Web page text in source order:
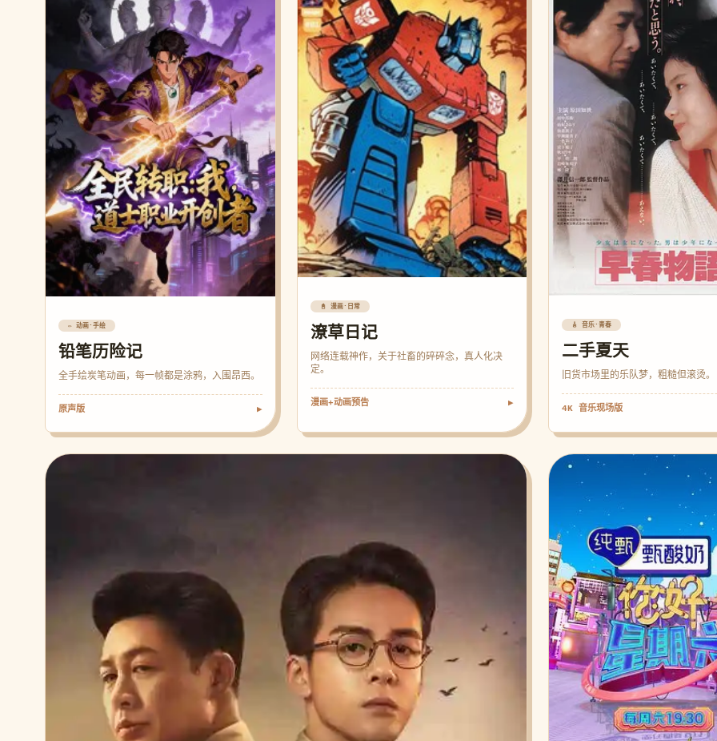
✏️ 动画·手绘
铅笔历险记
全手绘炭笔动画，每一帧都是涂鸦，入围昂西。
原声版 ▶
📓 漫画·日常
潦草日记
网络连载神作，关于社畜的碎碎念，真人化决
定。
漫画+动画预告 ▶
🎸 音乐·青春
二手夏天
旧货市场里的乐队梦，粗糙但滚烫。
4K 音乐现场版